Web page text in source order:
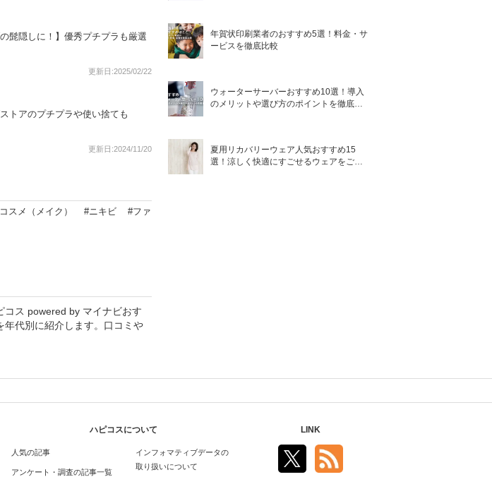
髭隠しに！】優秀プチプラも厳選
更新日:2025/02/22
トアのプチプラや使い捨ても
更新日:2024/11/20
スメ（メイク） #ニキビ
#ファ
コス powered by マイナビおす
代別に紹介します。口コミや
年賀状印刷業者のおすすめ5選！料金・サ
ービスを徹底比較
ウォーターサーバーおすすめ10選！導入
のメリットや選び方のポイントを徹底解
夏用リカバリーウェア人気おすすめ15
選！涼しく快適にすごせるウェアをご紹
ハピコスについて
人気の記事
アンケート・調査の記事一覧
インフォマティブデータの
取り扱いについて
LINK